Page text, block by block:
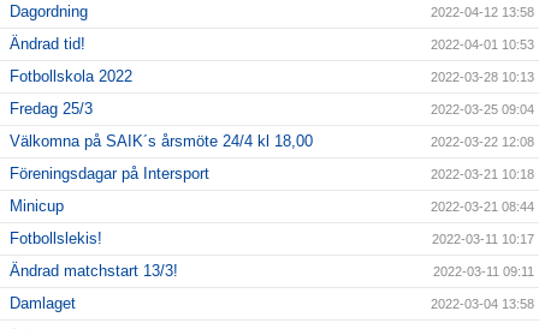
Dagordning 2022-04-12 13:58
Ändrad tid! 2022-04-01 10:53
Fotbollskola 2022 2022-03-28 10:13
Fredag 25/3 2022-03-25 09:04
Välkomna på SAIK´s årsmöte 24/4 kl 18,00 2022-03-22 12:08
Föreningsdagar på Intersport 2022-03-21 10:18
Minicup 2022-03-21 08:44
Fotbollslekis! 2022-03-11 10:17
Ändrad matchstart 13/3! 2022-03-11 09:11
Damlaget 2022-03-04 13:58